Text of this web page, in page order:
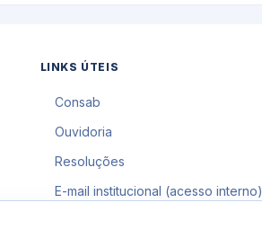
LINKS ÚTEIS
Consab
Ouvidoria
Resoluções
E-mail institucional (acesso interno)